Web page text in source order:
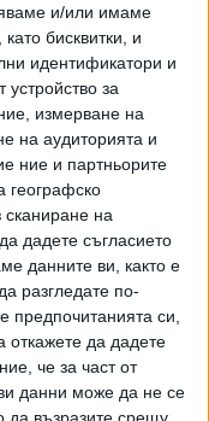
и/или имаме
бисквитки, и
идентификатори и
за
измерване на
на аудиторията и
ние и партньорите
географско
на
дадете съгласието
данните ви, както е
разгледате по-
си,
откажете да дадете
че за част от
данни може да не се
да възразите срещу
и е била най-
Николай
една от
епископия
т. нар. „Псевдо-
на VII век.
тази огромна
(днешен
Александруполис) и
те се
и в южните
първият голям град